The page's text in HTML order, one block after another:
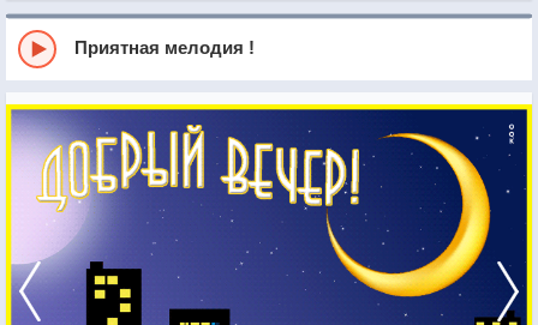
Приятная мелодия !